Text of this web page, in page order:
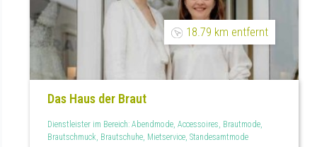
18.79 km entfernt
Das Haus der Braut
Dienstleister im Bereich: Abendmode, Accessoires, Brautmode,
Brautschmuck, Brautschuhe, Mietservice, Standesamtmode